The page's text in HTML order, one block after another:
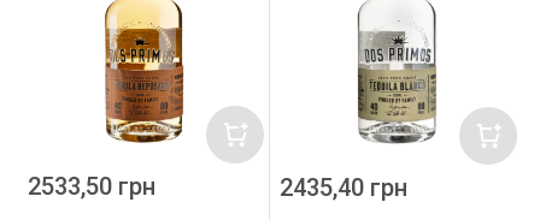
2533,50 грн 2435,40 грн